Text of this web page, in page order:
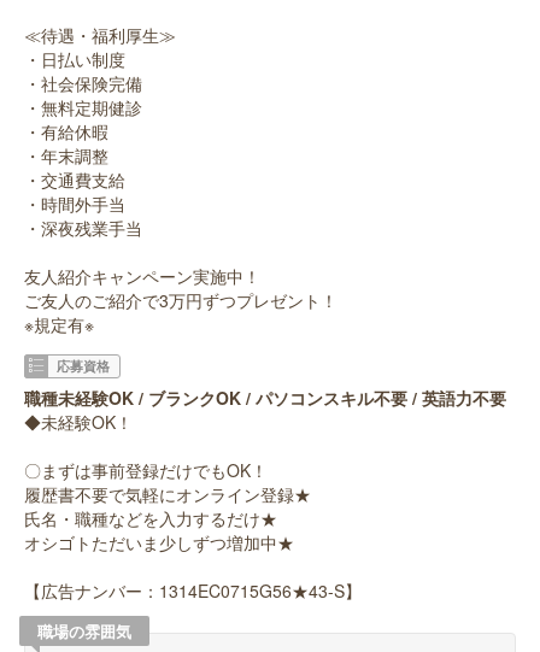
≪待遇・福利厚生≫
・日払い制度
・社会保険完備
・無料定期健診
・有給休暇
・年末調整
・交通費支給
・時間外手当
・深夜残業手当
友人紹介キャンペーン実施中！
ご友人のご紹介で3万円ずつプレゼント！
※規定有※
応募資格
職種未経験OK / ブランクOK / パソコンスキル不要 / 英語力不要
◆未経験OK！
〇まずは事前登録だけでもOK！
履歴書不要で気軽にオンライン登録★
氏名・職種などを入力するだけ★
オシゴトただいま少しずつ増加中★
【広告ナンバー：1314EC0715G56★43-S】
職場の雰囲気